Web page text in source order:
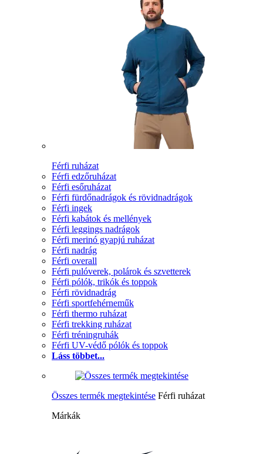
Férfi ruházat
Férfi edzőruházat
Férfi esőruházat
Férfi fürdőnadrágok és rövidnadrágok
Férfi ingek
Férfi kabátok és mellények
Férfi leggings nadrágok
Férfi merinó gyapjú ruházat
Férfi nadrág
Férfi overall
Férfi pulóverek, polárok és szvetterek
Férfi pólók, trikók és toppok
Férfi rövidnadrág
Férfi sportfehérneműk
Férfi thermo ruházat
Férfi trekking ruházat
Férfi tréningruhák
Férfi UV-védő pólók és toppok
Láss többet...
Összes termék megtekintése Férfi ruházat
Márkák